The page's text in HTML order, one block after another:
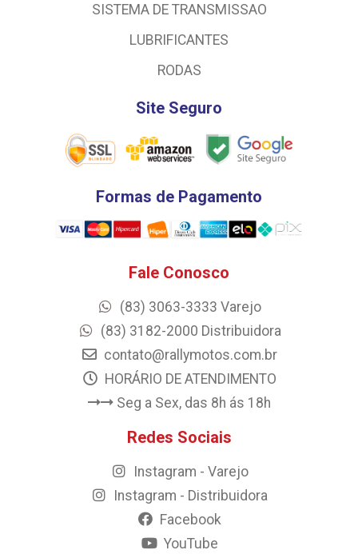
SISTEMA DE TRANSMISSAO
LUBRIFICANTES
RODAS
Site Seguro
Formas de Pagamento
Fale Conosco
(83) 3063-3333 Varejo
(83) 3182-2000 Distribuidora
contato@rallymotos.com.br
HORÁRIO DE ATENDIMENTO
Seg a Sex, das 8h ás 18h
Redes Sociais
Instagram - Varejo
Instagram - Distribuidora
Facebook
YouTube